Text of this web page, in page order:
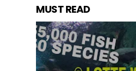
MUST READ